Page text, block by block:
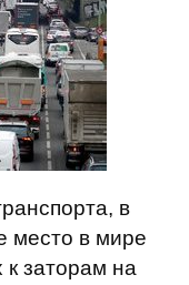
в
место в мире
заторам на